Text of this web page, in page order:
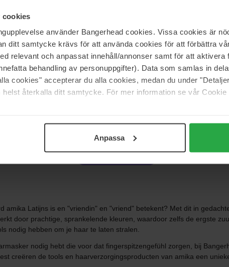
cookies
använder Bangerhead cookies. Vissa cookies är
ditt samtycke krävs för att använda cookies för att förbättra
relevant och anpassat innehåll/annonser samt för att aktivera
behandling av personuppgifter). Data som samlas in
cookies" accepterar du alla cookies, medan du under
återkalla ditt samtycke. För mer information se vår
Anpassa
Bond
Niet op voorraad
Amika
Perk Up Ultra Oil Control Dry
33 €
Meer tonen
amika Latijns is en "vriendin" en "vriend" betekent? Met dit in
door prachtige, sprankelende kleuren, waardoor zelfs de ergste
nodig hebben om je haar te laten stralen.
nodig hebt die voor dat fingerspitzengefühl zorgen, bij
creëren de tools en haarverzorgingsproducten van amika een